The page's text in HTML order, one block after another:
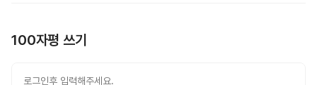
100자평 쓰기